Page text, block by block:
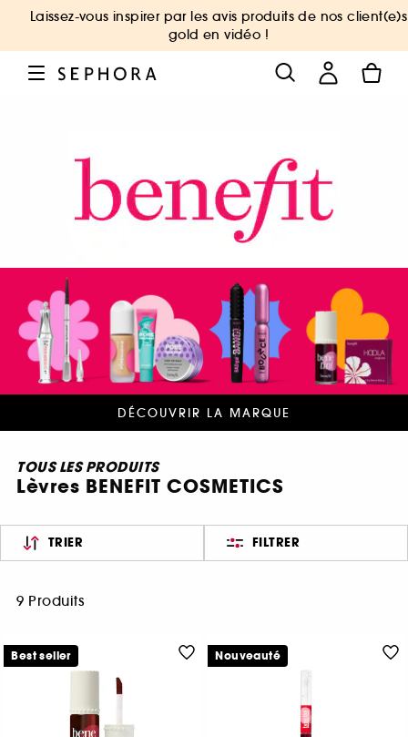
Laissez-vous inspirer par les avis produits de nos client(e)s
gold en vidéo !
DÉCOUVRIR LA MARQUE
TOUS LES PRODUITS
Lèvres BENEFIT COSMETICS
TRIER FILTRER
9 Produits
Best seller Nouveauté